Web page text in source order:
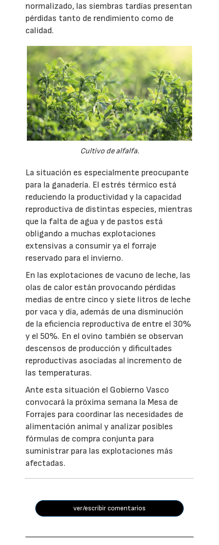
normalizado, las siembras tardías presentan
pérdidas tanto de rendimiento como de
calidad.
Cultivo de alfalfa.
La situación es especialmente preocupante
para la ganadería. El estrés térmico está
reduciendo la productividad y la capacidad
reproductiva de distintas especies, mientras
que la falta de agua y de pastos está
obligando a muchas explotaciones
extensivas a consumir ya el forraje
reservado para el invierno.
En las explotaciones de vacuno de leche, las
olas de calor están provocando pérdidas
medias de entre cinco y siete litros de leche
por vaca y día, además de una disminución
de la eficiencia reproductiva de entre el 30%
y el 50%. En el ovino también se observan
descensos de producción y dificultades
reproductivas asociadas al incremento de
las temperaturas.
Ante esta situación el Gobierno Vasco
convocará la próxima semana la Mesa de
Forrajes para coordinar las necesidades de
alimentación animal y analizar posibles
fórmulas de compra conjunta para
suministrar para las explotaciones más
afectadas.
ver/escribir comentarios